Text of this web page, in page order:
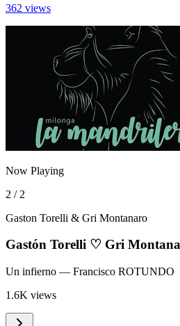
362 views
Now Playing
2 / 2
Gaston Torelli & Gri Montanaro
Gastón Torelli ♡ Gri
Un infierno — Francisco ROTUNDO
1.6K views